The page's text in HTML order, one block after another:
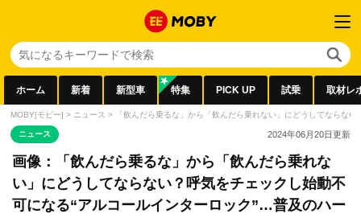
ホーム 新着 新型車 特集 PICK UP 試乗 取材レ
MOBY[モビー] > ニュース > 「飲んだら乗るな」から「飲んだら乗れない」にどうしてならな
ニュース 2024年06月20日更新
画像：「飲んだら乗るな」から「飲んだら乗れな
い」にどうしてならない？呼気をチェックし始動不
可になる“アルコールインターロック”…普及のハー